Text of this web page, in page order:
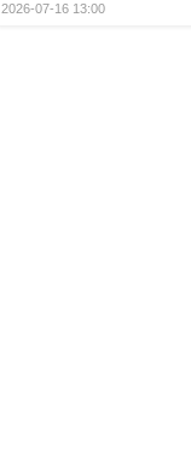
2026-07-16 13:00